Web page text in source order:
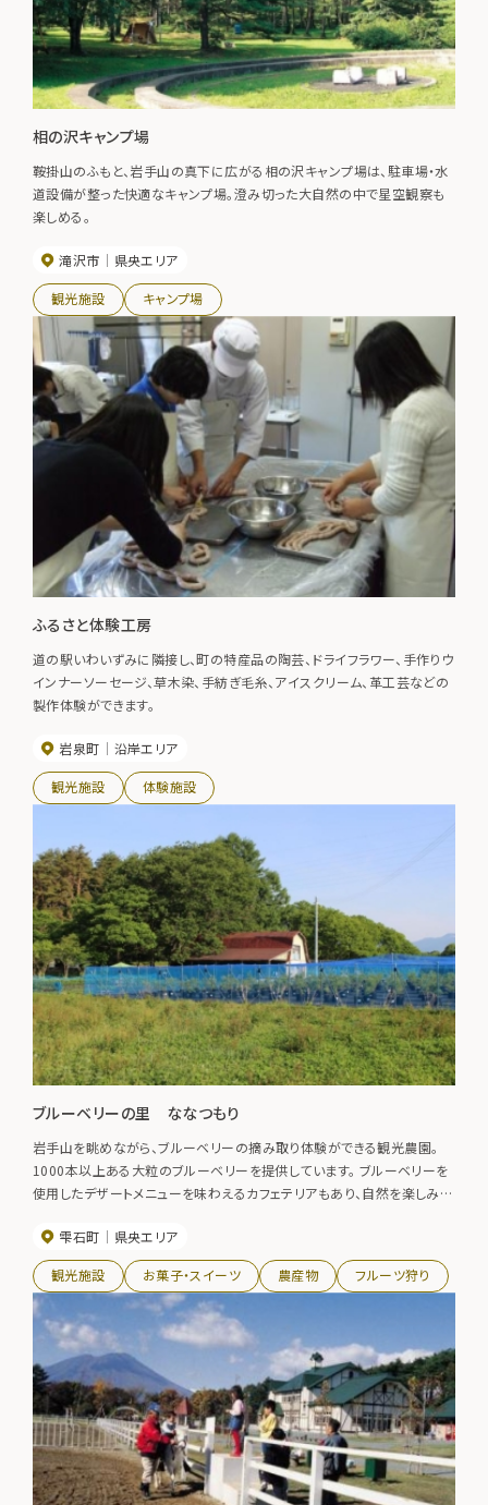
相の沢キャンプ場
鞍掛山のふもと、岩手山の真下に広がる相の沢キャンプ場は、駐車場・水
道設備が整った快適なキャンプ場。澄み切った大自然の中で星空観察も
楽しめる。
滝沢市 県央エリア
観光施設 キャンプ場
ふるさと体験工房
道の駅いわいずみに隣接し、町の特産品の陶芸、ドライフラワー、手作りウ
インナーソーセージ、草木染、手紡ぎ毛糸、アイスクリーム、革工芸などの
製作体験ができます。
岩泉町 沿岸エリア
観光施設 体験施設
ブルーベリーの里 ななつもり
岩手山を眺めながら、ブルーベリーの摘み取り体験ができる観光農園。
1000本以上ある大粒のブルーベリーを提供しています。 ブルーベリーを
使用したデザートメニューを味わえるカフェテリアもあり、自然を楽しみな
～9月7日（月）予定
雫石町 県央エリア
観光施設 お菓子・スイーツ 農産物 フルーツ狩り